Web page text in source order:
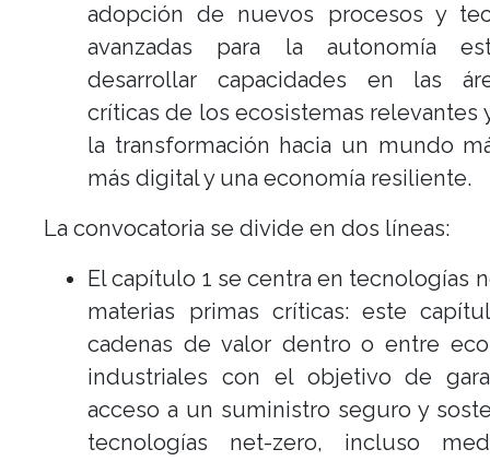
adopción de nuevos procesos y
avanzadas para la autonomía
desarrollar capacidades en las
críticas de los ecosistemas relevantes
la transformación hacia un mundo
más digital y una economía resiliente.
La convocatoria se divide en dos líneas:
El capítulo 1 se centra en tecnologías
materias primas críticas: este
cadenas de valor dentro o entre
industriales con el objetivo de
acceso a un suministro seguro y
tecnologías net-zero, incluso